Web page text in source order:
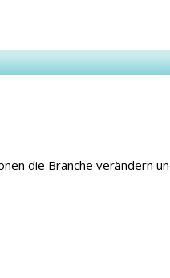
die Branche verändern